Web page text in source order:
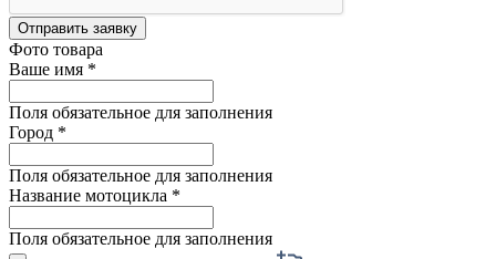
Отправить заявку
Фото товара
Ваше имя *
Поля обязательное для заполнения
Город *
Поля обязательное для заполнения
Название мотоцикла *
Поля обязательное для заполнения